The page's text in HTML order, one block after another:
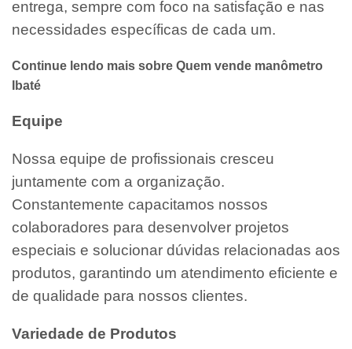
entrega, sempre com foco na satisfação e nas
necessidades específicas de cada um.
Continue lendo mais sobre Quem vende manômetro
Ibaté
Equipe
Nossa equipe de profissionais cresceu
juntamente com a organização.
Constantemente capacitamos nossos
colaboradores para desenvolver projetos
especiais e solucionar dúvidas relacionadas aos
produtos, garantindo um atendimento eficiente e
de qualidade para nossos clientes.
Variedade de Produtos